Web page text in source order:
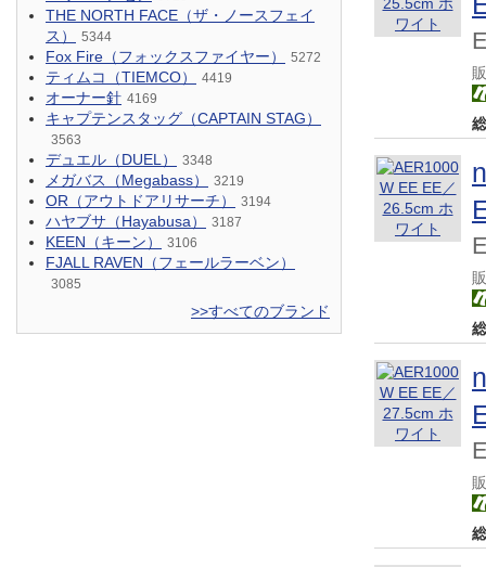
THE NORTH FACE（ザ・ノースフェイ
ス）
5344
Fox Fire（フォックスファイヤー） 5272
ティムコ（TIEMCO） 4419
オーナー針 4169
キャプテンスタッグ（CAPTAIN STAG）
3563
デュエル（DUEL） 3348
メガバス（Megabass） 3219
OR（アウトドアリサーチ） 3194
ハヤブサ（Hayabusa） 3187
KEEN（キーン） 3106
FJALL RAVEN（フェールラーベン）
3085
>>すべてのブランド